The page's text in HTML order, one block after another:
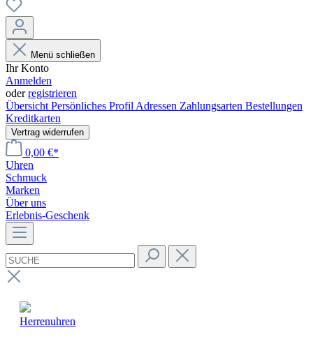
Menü schließen
Ihr Konto
Anmelden
oderregistrieren
Übersicht Persönliches Profil Adressen Zahlungsarten Bestellungen
Kreditkarten
Vertrag widerrufen
0,00 €*
Uhren
Schmuck
Marken
Über uns
Erlebnis-Geschenk
Herrenuhren